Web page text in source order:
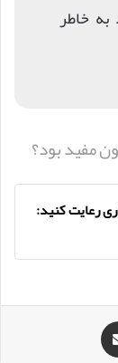
به خاطر
مفید بود؟
رعایت کنید: